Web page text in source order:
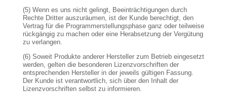
(5) Wenn es uns nicht gelingt, Beeinträchtigungen durch
Rechte Dritter auszuräumen, ist der Kunde berechtigt, den
Vertrag für die Programmerstellungsphase ganz oder teilweise
rückgängig zu machen oder eine Herabsetzung der Vergütung
zu verlangen.
(6) Soweit Produkte anderer Hersteller zum Betrieb eingesetzt
werden, gelten die besonderen Lizenzvorschriften der
entsprechenden Hersteller in der jeweils gültigen Fassung.
Der Kunde ist verantwortlich, sich über den Inhalt der
Lizenzvorschriften selbst zu informieren.